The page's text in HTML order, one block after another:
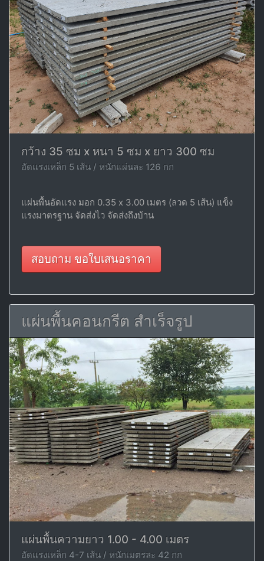
กว้าง 35 ซม x หนา 5 ซม x ยาว 300 ซม
อัดแรงเหล็ก 5 เส้น / หนักแผ่นละ 126 กก
แผ่นพื้นอัดแรง มอก 0.35 x 3.00 เมตร (ลวด 5 เส้น) แข็ง
แรงมาตรฐาน จัดส่งไว จัดส่งถึงบ้าน
สอบถาม ขอใบเสนอราคา
แผ่นพื้นคอนกรีต สำเร็จรูป
แผ่นพื้นความยาว 1.00 - 4.00 เมตร
อัดแรงเหล็ก 4-7 เส้น / หนักเมตรละ 42 กก